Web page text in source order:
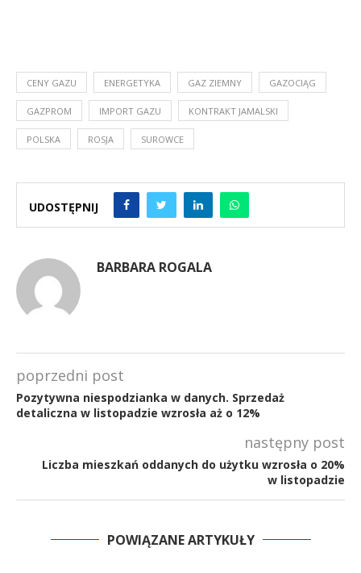
CENY GAZU ENERGETYKA GAZ ZIEMNY GAZOCIĄG
GAZPROM IMPORT GAZU KONTRAKT JAMALSKI
POLSKA ROSJA SUROWCE
UDOSTĘPNIJ
BARBARA ROGALA
poprzedni post
Pozytywna niespodzianka w danych. Sprzedaż
detaliczna w listopadzie wzrosła aż o 12%
następny post
Liczba mieszkań oddanych do użytku wzrosła o 20%
w listopadzie
POWIĄZANE ARTYKUŁY